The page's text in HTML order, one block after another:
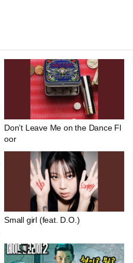
Don’t Leave Me on the Dance Fl
oor
Small girl (feat. D.O.)